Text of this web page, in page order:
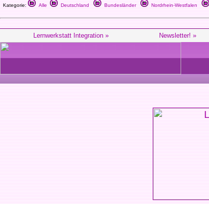
Kategorie: Alle Deutschland Bundesländer Nordrhein-Westfalen
Lernwerkstatt Integration » Newsletter! »